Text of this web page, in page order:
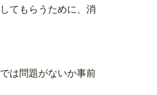
てもらうために、消
は問題がないか事前